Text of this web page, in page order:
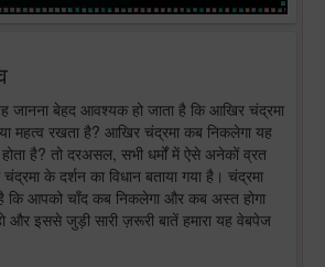
बेहद आवश्यक हो जाता है कि आखिर चंद्रमा
महत्व रखता है? आखिर चंद्रमा कब निकलेगा यह
है? तो दरअसल, सभी धर्मों में ऐसे अनेकों व्रत
के दर्शन का विधान बताया गया है। चंद्रमा
है कि आपको चाँद कब निकलेगा और कब अस्त होगा
और इससे जुड़ी सारी ज़रूरी बातें हमारा यह वेबपेज